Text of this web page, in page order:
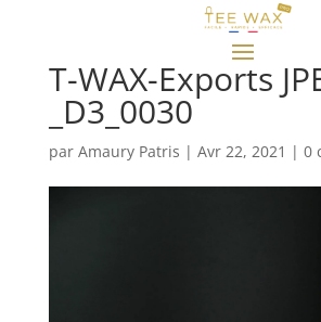
T-WAX-Exports
_D3_0030
par Amaury Patris | Avr 22, 2021 | 0